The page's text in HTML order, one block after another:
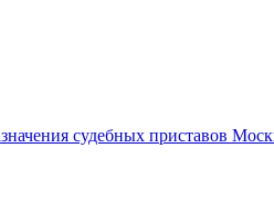
судебных приставов